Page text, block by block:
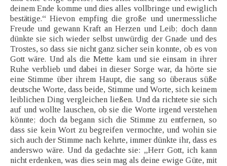
deinem Ende komme und dies alles vollbringe und ewiglich
bestätige.“ Hievon empfing die große und unermessliche
Freude und gewann Kraft an Herzen und Leib; doch dann
dünkte sie sich wieder selbst unwürdig der Gnade und des
Trostes, so dass sie nicht ganz sicher sein konnte, ob es von
Gott wäre. Und als die Mette kam und sie einsam in ihrer
Ruhe verblieb und dabei in dieser Sorge war, da hörte sie
eine Stimme über ihrem Haupt, die sang so überaus süße
deutsche Worte, dass beide, Stimme und Worte, sich keinem
leiblichen Ding vergleichen ließen. Und da richtete sie sich
auf und wollte lauschen, ob sie die Worte irgend verstehen
könnte; doch da begann sich die Stimme zu entfernen, so
dass sie kein Wort zu begreifen vermochte, und wohin sie
sich auch der Stimme nach kehrte, immer dünkte ihr, dass es
anderswo wäre. Und da gedachte sie: „Herr Gott, ich kann
nicht erdenken, was dies sein mag als deine ewige Güte, mit